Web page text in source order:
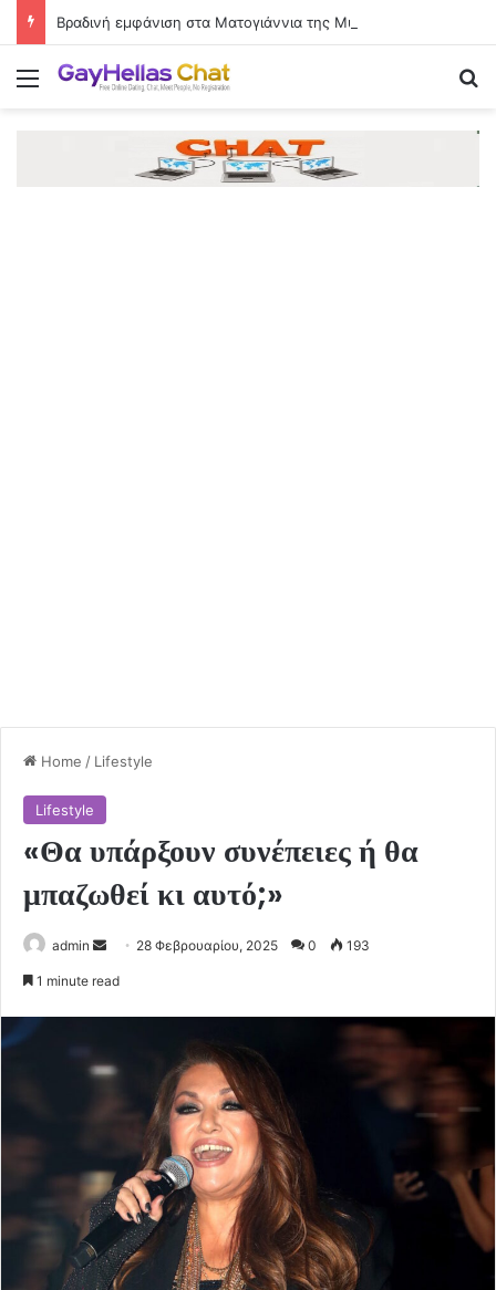
Menu
Home / Lifestyle
Lifestyle
«Θα υπάρξουν συνέπειες ή θα
μπαζωθεί κι αυτό;»
admin
Send 28 Φεβρουαρίου, 2025 0 193
1 minute read